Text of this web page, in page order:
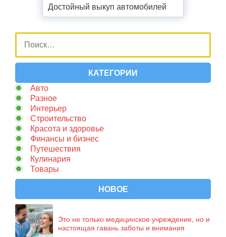
Достойный выкуп автомобилей
КАТЕГОРИИ
Авто
Разное
Интерьер
Строительство
Красота и здоровье
Финансы и бизнес
Путешествия
Кулинария
Товары
НОВОЕ
Это не только медицинское учреждение, но и
настоящая гавань заботы и внимания